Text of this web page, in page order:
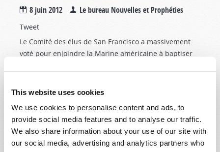
This website uses cookies
We use cookies to personalise content and ads, to
provide social media features and to analyse our traffic.
We also share information about your use of our site with
our social media, advertising and analytics partners who
8 juin 2012 Le bureau Nouvelles et Prophéties
Tweet
Le Comité des élus de San Francisco a massivement
voté pour enjoindre la Marine américaine à baptiser
LIRE DAVANTAGE...
La tragédie de l’avortement
6 juin 2012 Le bureau Nouvelles et Prophéties